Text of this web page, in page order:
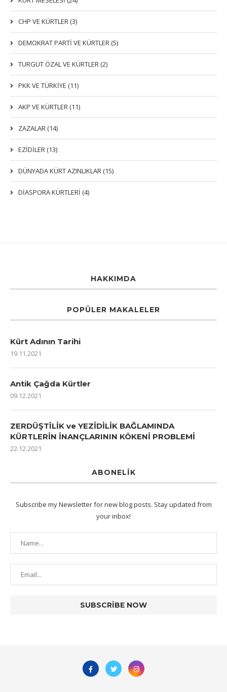
CHP VE KÜRTLER (3)
DEMOKRAT PARTI VE KÜRTLER (5)
TURGUT ÖZAL VE KÜRTLER (2)
PKK VE TÜRKIYE (11)
AKP VE KÜRTLER (11)
ZAZALAR (14)
EZIDILER (13)
DÜNYADA KÜRT AZINLIKLAR (15)
DİASPORA KÜRTLERİ (4)
HAKKIMDA
POPÜLER MAKALELER
Kürt Adının Tarihi
19.11.2021
Antik Çağda Kürtler
09.12.2021
ZERDÜŞTÎLİK ve YEZİDİLİK BAĞLAMINDA
KÜRTLERİN İNANÇLARININ KÖKENİ PROBLEMİ
22.12.2021
ABONELIK
Subscribe my Newsletter for new blog posts. Stay updated from
your inbox!